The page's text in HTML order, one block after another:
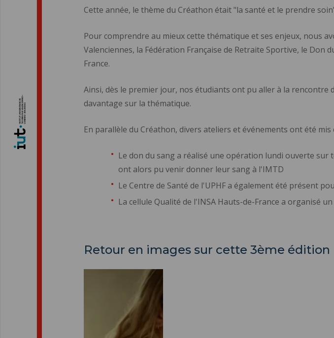
Cette année, le thème du Créathon était "la santé et le prendre
Pour comprendre au mieux cette thématique et ses enjeux, nous
Valenciennes, la Fédération Française de Retraite Sportive, le
France.
Ainsi, dès le premier jour, nos étudiants ont pu aller à la
davantage sur la thématique.
En parallèle du Créathon, divers ateliers et événements ont été mis
Le don du sang a réalisé une opération lundi ouverte
ont alors pu venir donner leur sang à l'IMTD
Le Centre de Santé de l'UPHF a également été présent
La cellule Qualité de l'INSA Hauts-de-France a organisé
Retour en images sur cette 3ème édition